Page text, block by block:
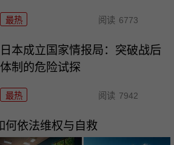
最热 阅读 6773
日本成立国家情报局：突破战后
体制的危险试探
最热 阅读 7942
何依法维权与自救